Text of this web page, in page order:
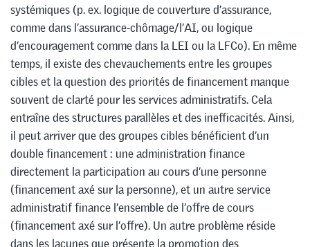
systémiques (p. ex. logique de couverture d’assurance,
comme dans l’assurance-chômage/l’AI, ou logique
d’encouragement comme dans la LEI ou la LFCo). En même
temps, il existe des chevauchements entre les groupes
cibles et la question des priorités de financement manque
souvent de clarté pour les services administratifs. Cela
entraîne des structures parallèles et des inefficacités. Ainsi,
il peut arriver que des groupes cibles bénéficient d’un
double financement : une administration finance
directement la participation au cours d’une personne
(financement axé sur la personne), et un autre service
administratif finance l’ensemble de l’offre de cours
(financement axé sur l’offre). Un autre problème réside
dans les lacunes que présente la promotion des